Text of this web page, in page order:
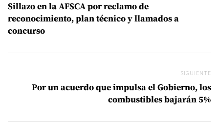
Sillazo en la AFSCA por reclamo de
reconocimiento, plan técnico y llamados a
concurso
SIGUIENTE
Por un acuerdo que impulsa el Gobierno, los
combustibles bajarán 5%